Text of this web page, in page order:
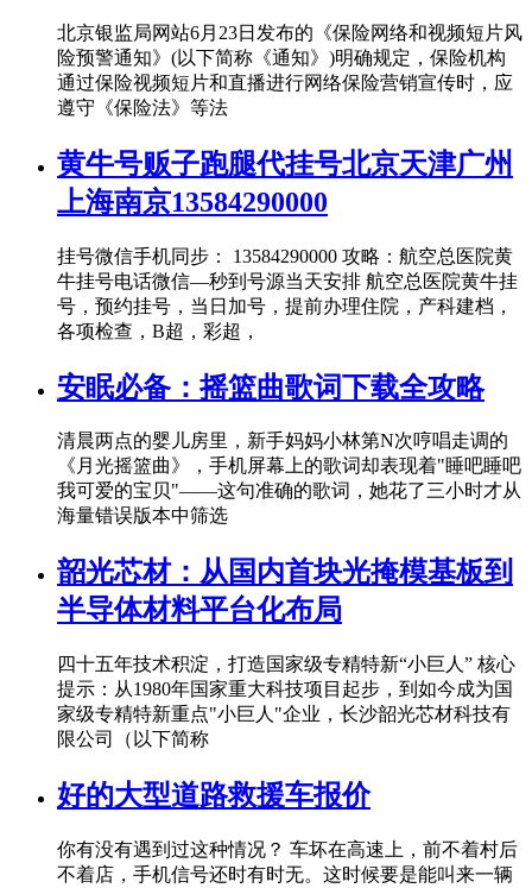
北京银监局网站6月23日发布的《保险网络和视频短片风
险预警通知》(以下简称《通知》)明确规定，保险机构
通过保险视频短片和直播进行网络保险营销宣传时，应
遵守《保险法》等法
黄牛号贩子跑腿代挂号北京天津广州
上海南京13584290000
挂号微信手机同步： 13584290000 攻略：航空总医院黄
牛挂号电话微信—秒到号源当天安排 航空总医院黄牛挂
号，预约挂号，当日加号，提前办理住院，产科建档，
各项检查，B超，彩超，
安眠必备：摇篮曲歌词下载全攻略
清晨两点的婴儿房里，新手妈妈小林第N次哼唱走调的
《月光摇篮曲》，手机屏幕上的歌词却表现着"睡吧睡吧
我可爱的宝贝"——这句准确的歌词，她花了三小时才从
海量错误版本中筛选
韶光芯材：从国内首块光掩模基板到
半导体材料平台化布局
四十五年技术积淀，打造国家级专精特新“小巨人” 核心
提示：从1980年国家重大科技项目起步，到如今成为国
家级专精特新重点"小巨人"企业，长沙韶光芯材科技有
限公司（以下简称
好的大型道路救援车报价
你有没有遇到过这种情况？ 车坏在高速上，前不着村后
不着店，手机信号还时有时无。这时候要是能叫来一辆